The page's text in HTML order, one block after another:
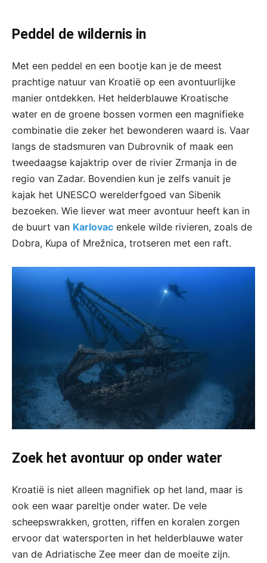
Peddel de wildernis in
Met een peddel en een bootje kan je de meest
prachtige natuur van Kroatië op een avontuurlijke
manier ontdekken. Het helderblauwe Kroatische
water en de groene bossen vormen een magnifieke
combinatie die zeker het bewonderen waard is. Vaar
langs de stadsmuren van Dubrovnik of maak een
tweedaagse kajaktrip over de rivier Zrmanja in de
regio van Zadar. Bovendien kun je zelfs vanuit je
kajak het UNESCO werelderfgoed van Sibenik
bezoeken. Wie liever wat meer avontuur heeft kan in
de buurt van Karlovac enkele wilde rivieren, zoals de
Dobra, Kupa of Mrežnica, trotseren met een raft.
Zoek het avontuur op onder water
Kroatië is niet alleen magnifiek op het land, maar is
ook een waar pareltje onder water. De vele
scheepswrakken, grotten, riffen en koralen zorgen
ervoor dat watersporten in het helderblauwe water
van de Adriatische Zee meer dan de moeite zijn.